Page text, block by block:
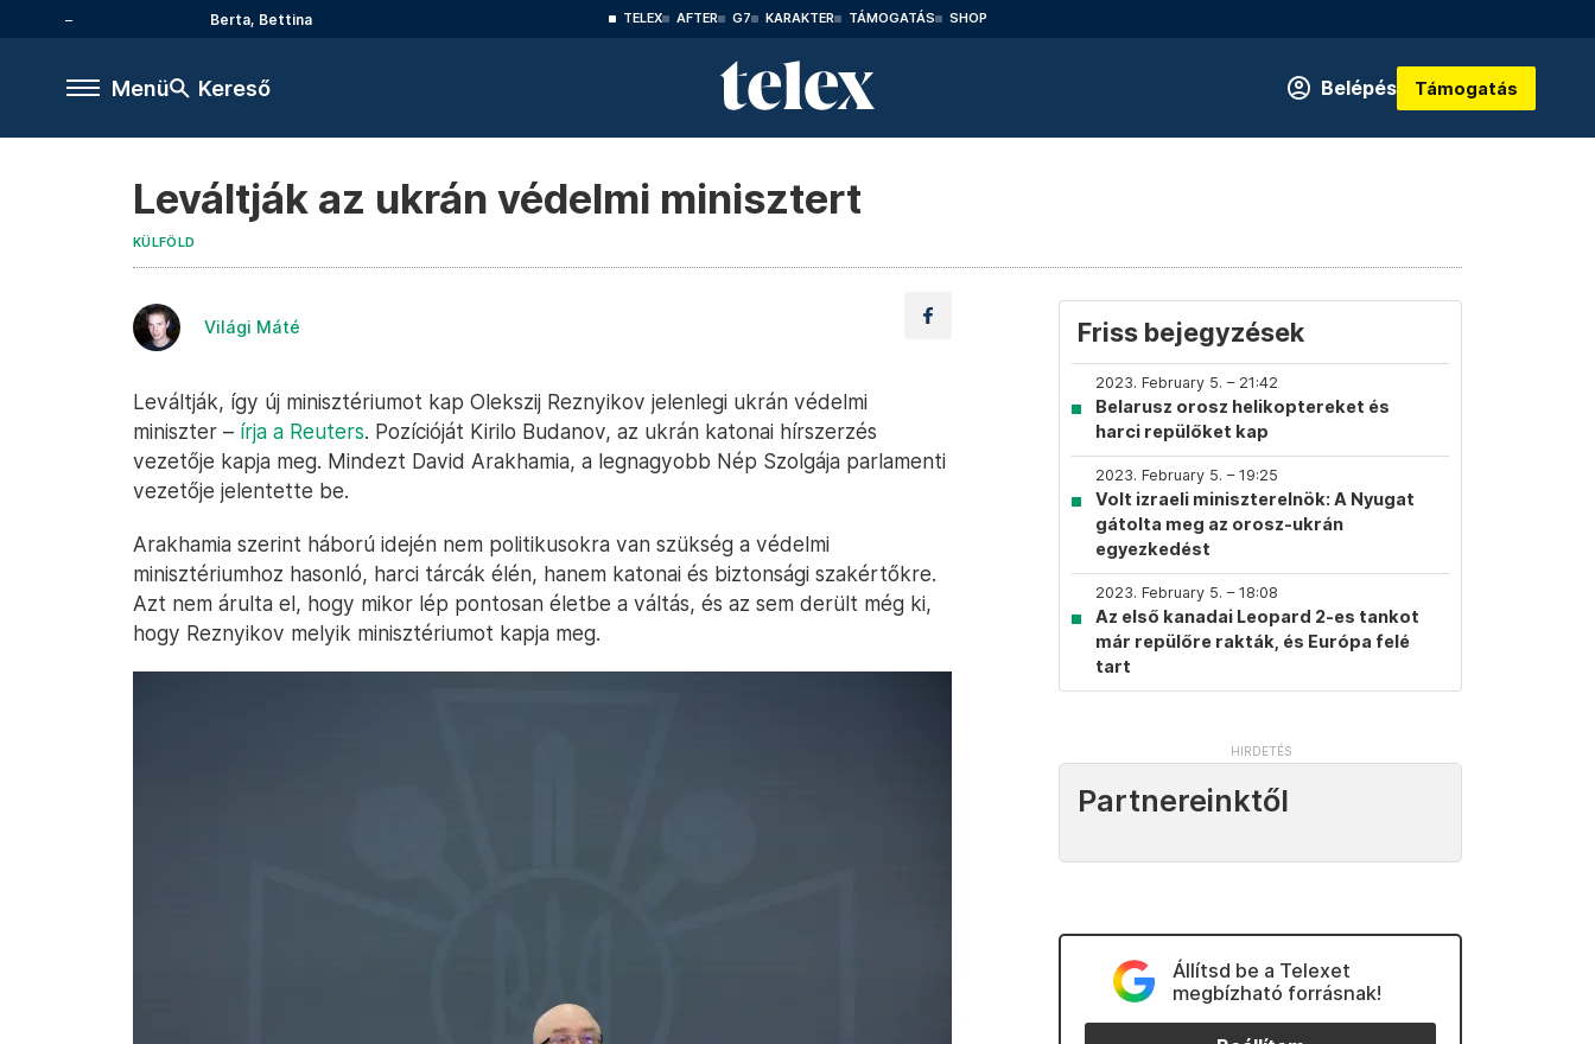
Berta, Bettina TELEX AFTER G7 KARAKTER TÁMOGATÁS SHOP
Menü Kereső Belépés Támogatás
Leváltják az ukrán védelmi minisztert
KÜLFÖLD
Világi Máté
Leváltják, így új minisztériumot kap Olekszij Reznyikov jelenlegi ukrán védelmi
miniszter – írja a Reuters. Pozícióját Kirilo Budanov, az ukrán katonai hírszerzés
vezetője kapja meg. Mindezt David Arakhamia, a legnagyobb Nép Szolgája parlamenti
vezetője jelentette be.
Arakhamia szerint háború idején nem politikusokra van szükség a védelmi
minisztériumhoz hasonló, harci tárcák élén, hanem katonai és biztonsági szakértőkre.
Azt nem árulta el, hogy mikor lép pontosan életbe a váltás, és az sem derült még ki,
hogy Reznyikov melyik minisztériumot kapja meg.
Friss bejegyzések
2023. February 5. – 21:42
Belarusz orosz helikoptereket és
harci repülőket kap
2023. February 5. – 19:25
Volt izraeli miniszterelnök: A Nyugat
gátolta meg az orosz-ukrán
egyezkedést
2023. February 5. – 18:08
Az első kanadai Leopard 2-es tankot
már repülőre rakták, és Európa felé
tart
Partnereinktől
Állítsd be a Telexet
megbízható forrásnak!